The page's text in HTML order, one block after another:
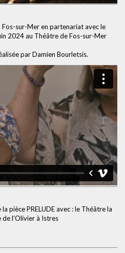
sur-Mer en partenariat avec le
2024 au Théâtre de Fos-sur-Mer
par Damien Bourletsis.
pièce PRELUDE avec : le Théâtre la
de l'Olivier à Istres